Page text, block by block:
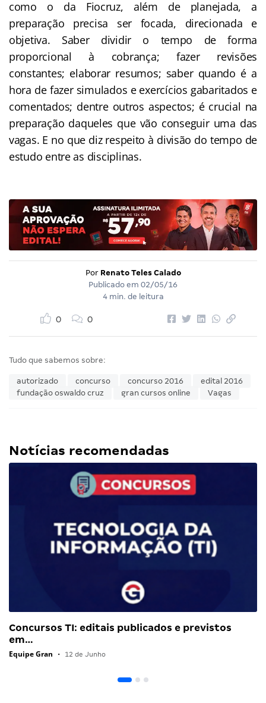
como o da Fiocruz, além de planejada, a
preparação precisa ser focada, direcionada e
objetiva. Saber dividir o tempo de forma
proporcional à cobrança; fazer revisões
constantes; elaborar resumos; saber quando é a
hora de fazer simulados e exercícios gabaritados e
comentados; dentre outros aspectos; é crucial na
preparação daqueles que vão conseguir uma das
vagas. E no que diz respeito à divisão do tempo de
estudo entre as disciplinas.
Por Renato Teles Calado
Publicado em 02/05/16
4 min. de leitura
0 0
Tudo que sabemos sobre:
autorizado concurso concurso 2016
edital 2016
fundação oswaldo cruz
gran cursos online Vagas
Notícias recomendadas
Concursos TI: editais publicados e previstos
em…
Equipe Gran • 12 de Junho